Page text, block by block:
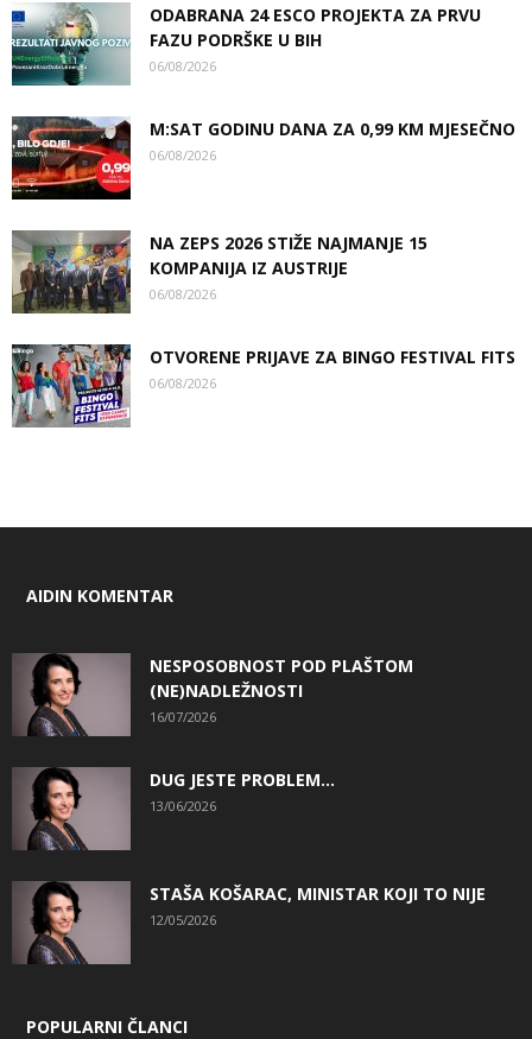
ODABRANA 24 ESCO PROJEKTA ZA PRVU
FAZU PODRŠKE U BIH
06/08/2026
M:SAT GODINU DANA ZA 0,99 KM MJESEČNO
06/08/2026
NA ZEPS 2026 STIŽE NAJMANJE 15
KOMPANIJA IZ AUSTRIJE
06/08/2026
OTVORENE PRIJAVE ZA BINGO FESTIVAL FITS
06/08/2026
AIDIN KOMENTAR
NESPOSOBNOST POD PLAŠTOM
(NE)NADLEŽNOSTI
16/07/2026
DUG JESTE PROBLEM…
13/06/2026
STAŠA KOŠARAC, MINISTAR KOJI TO NIJE
12/05/2026
POPULARNI ČLANCI